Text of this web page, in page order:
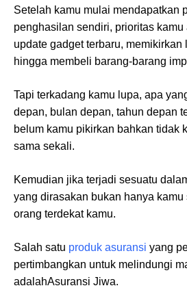
Setelah kamu mulai mendapatkan
penghasilan sendiri, prioritas kamu
update gadget terbaru, memikirkan
hingga membeli barang-barang
Tapi terkadang kamu lupa, apa
depan, bulan depan, tahun depan
belum kamu pikirkan bahkan tidak
sama sekali.
Kemudian jika terjadi sesuatu
yang dirasakan bukan hanya
orang terdekat kamu.
Salah satu produk asuransi yang
pertimbangkan untuk melindungi
adalahAsuransi Jiwa.